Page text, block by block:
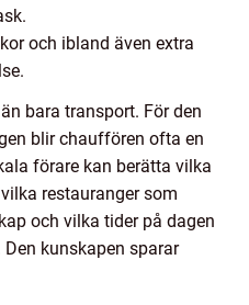
och ibland även extra
bara transport. För den
blir chauffören ofta en
förare kan berätta vilka
restauranger som
och vilka tider på dagen
kunskapen sparar